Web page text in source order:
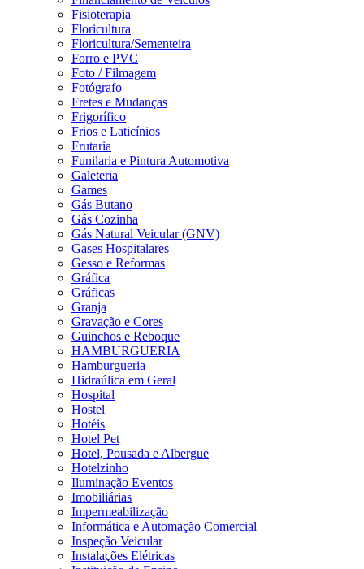
Fisioterapia
Floricultura
Floricultura/Sementeira
Forro e PVC
Foto / Filmagem
Fotógrafo
Fretes e Mudanças
Frigorífico
Frios e Laticínios
Frutaria
Funilaria e Pintura Automotiva
Galeteria
Games
Gás Butano
Gás Cozinha
Gás Natural Veicular (GNV)
Gases Hospitalares
Gesso e Reformas
Gráfica
Gráficas
Granja
Gravação e Cores
Guinchos e Reboque
HAMBURGUERIA
Hamburgueria
Hidraúlica em Geral
Hospital
Hostel
Hotéis
Hotel Pet
Hotel, Pousada e Albergue
Hotelzinho
Iluminação Eventos
Imobiliárias
Impermeabilização
Informática e Automação Comercial
Inspeção Veicular
Instalações Elétricas